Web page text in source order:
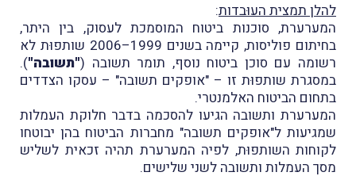
להלן תמצית העוּבדות:
המערערת, סוכנות ביטוח המוסמכת לעסוק, בין היתר,
בחיתום פוליסות, קיימה בשנים 1999–2006 שותפוּת לא
רשומה עם סוכן ביטוח נוסף, תומר תשובה ("תשובה").
במסגרת שותפוּת זו – "אופקים תשובה" – עסקו הצדדים
בתחום הביטוח האלמנטרי.
המערערת ותשובה הגיעו להסכמה בדבר חלוקת העמלות
שמגיעות ל"אופקים תשובה" מחברות הביטוח בהן יבוטחו
לקוחות השותפוּת, לפיה המערערת תהיה זכאית לשליש
מסך העמלות ותשובה לשני שלישים.